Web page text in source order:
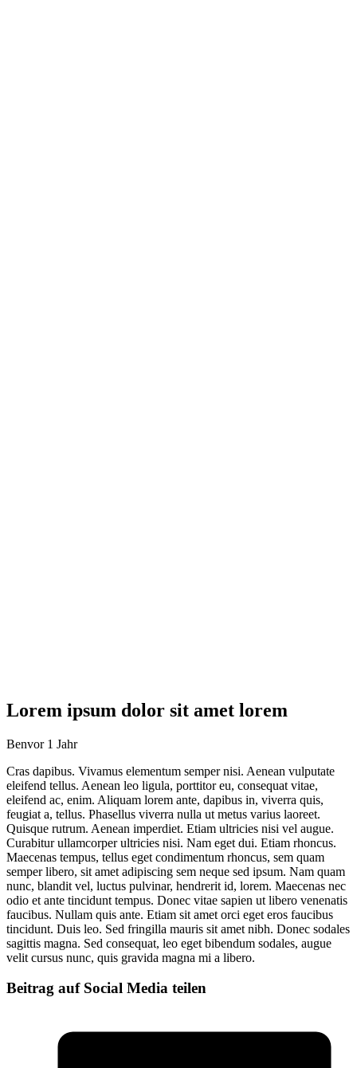
Lorem ipsum dolor sit amet lorem
Benvor 1 Jahr
Cras dapibus. Vivamus elementum semper nisi. Aenean vulputate
eleifend tellus. Aenean leo ligula, porttitor eu, consequat vitae,
eleifend ac, enim. Aliquam lorem ante, dapibus in, viverra quis,
feugiat a, tellus. Phasellus viverra nulla ut metus varius laoreet.
Quisque rutrum. Aenean imperdiet. Etiam ultricies nisi vel augue.
Curabitur ullamcorper ultricies nisi. Nam eget dui. Etiam rhoncus.
Maecenas tempus, tellus eget condimentum rhoncus, sem quam
semper libero, sit amet adipiscing sem neque sed ipsum. Nam quam
nunc, blandit vel, luctus pulvinar, hendrerit id, lorem. Maecenas nec
odio et ante tincidunt tempus. Donec vitae sapien ut libero venenatis
faucibus. Nullam quis ante. Etiam sit amet orci eget eros faucibus
tincidunt. Duis leo. Sed fringilla mauris sit amet nibh. Donec sodales
sagittis magna. Sed consequat, leo eget bibendum sodales, augue
velit cursus nunc, quis gravida magna mi a libero.
Beitrag auf Social Media teilen